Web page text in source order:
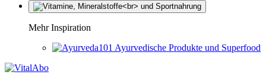
Mehr Inspiration
Ayurvedische Produkte und Superfood